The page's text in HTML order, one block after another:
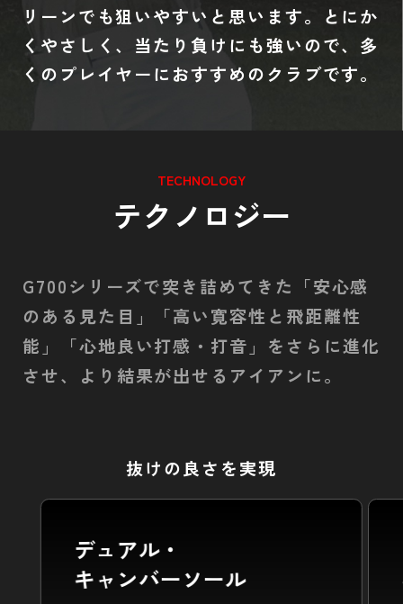
リーンでも狙いやすいと思います。とにか
くやさしく、当たり負けにも強いので、多
くのプレイヤーにおすすめのクラブです。
TECHNOLOGY
テクノロジー
G700シリーズで突き詰めてきた「安心感
のある見た目」「高い寛容性と飛距離性
能」「心地良い打感・打音」を さらに進化
させ、より結果が出せるアイアンに。
抜けの良さを実現
デュアル・
キャンバーソール